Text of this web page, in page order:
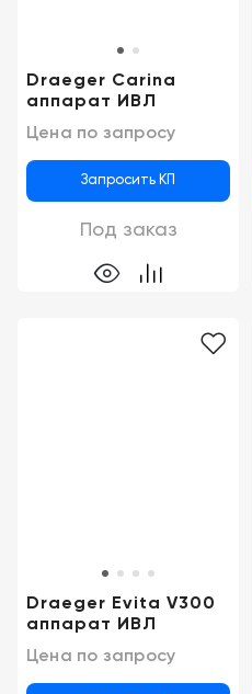
Draeger Carina
аппарат ИВЛ
Цена по запросу
Запросить КП
Под заказ
Draeger Evita V300
аппарат ИВЛ
Цена по запросу